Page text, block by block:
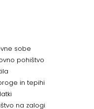
sobe
pohištvo
in tepihi
na zalogi